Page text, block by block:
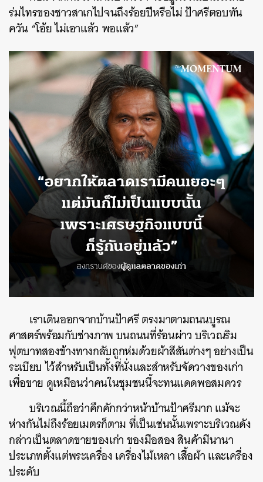
ร่มไทรของชาวสาเกไปจนถึงร้อยปีหรือไม่ ป้าศรีตอบทัน
ควัน “โอ้ย ไม่เอาแล้ว พอแล้ว”
เราเดินออกจากบ้านป้าศรี ตรงมาตามถนนบูรณ
ศาสตร์พร้อมกับช่างภาพ บนถนนที่ร้อนผ่าว บริเวณริม
ฟุตบาทสองข้างทางกลับถูกห่มด้วยผ้าสีสันต่างๆ อย่างเป็น
ระเบียบ ไว้สำหรับเป็นทั้งที่นั่งและสำหรับจัดวางของเก่า
เพื่อขาย ดูเหมือนว่าคนในชุมชนนี้จะทนแดดพอสมควร
บริเวณนี้ถือว่าคึกคักกว่าหน้าบ้านป้าศรีมาก แม้จะ
ห่างกันไม่ถึงร้อยเมตรก็ตาม ที่เป็นเช่นนั้นเพราะบริเวณดัง
กล่าวเป็นตลาดขายของเก่า ของมือสอง สินค้ามีนานา
ประเภทตั้งแต่พระเครื่อง เครื่องไม้เหลา เสื้อผ้า และเครื่อง
ประดับ
ค้นหา
SHARE TWEET LINE EMAIL